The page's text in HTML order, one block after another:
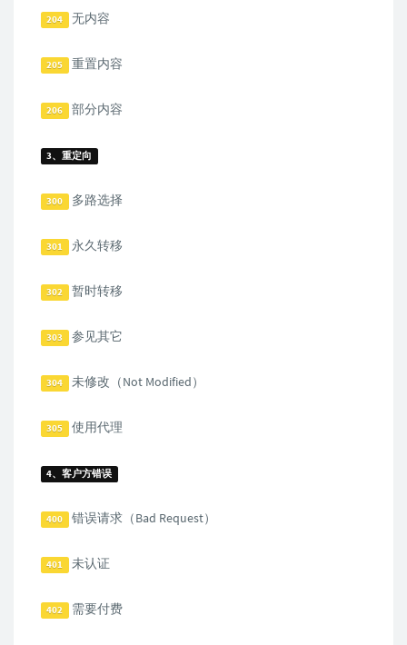
204 无内容
205 重置内容
206 部分内容
3、重定向
300 多路选择
301 永久转移
302 暂时转移
303 参见其它
304 未修改（Not Modified）
305 使用代理
4、客户方错误
400 错误请求（Bad Request）
401 未认证
402 需要付费